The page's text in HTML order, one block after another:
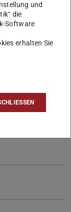
und
die
Software
erhalten Sie